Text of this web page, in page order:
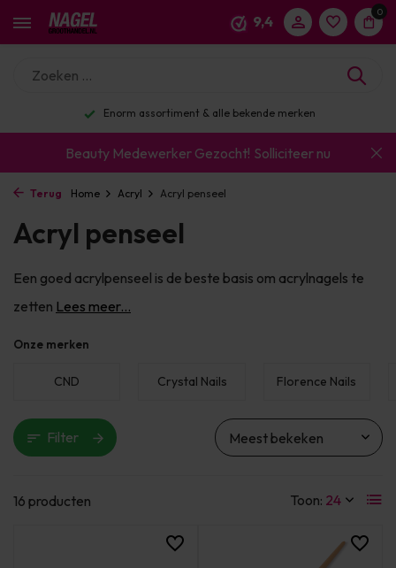
9,4
0
Enorm assortiment & alle bekende merken
Beauty Medewerker Gezocht! Solliciteer nu
Terug Home Acryl Acryl penseel
Acryl penseel
Een goed acrylpenseel is de beste basis om acrylnagels te
zetten Lees meer...
Onze merken
CND Crystal Nails Florence Nails
Filter
16 producten Toon: